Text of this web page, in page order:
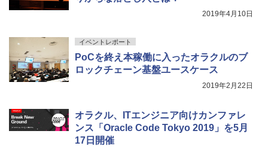
2019年4月10日
イベントレポート
PoCを終え本稼働に入ったオラクルのブ
ロックチェーン基盤ユースケース
2019年2月22日
オラクル、ITエンジニア向けカンファレ
ンス「Oracle Code Tokyo 2019」を5月
17日開催